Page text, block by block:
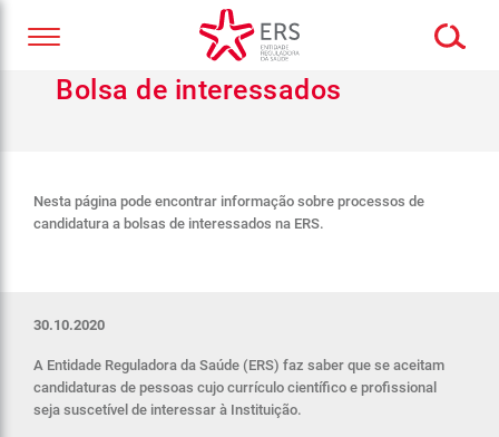
Bolsa de interessados
Nesta página pode encontrar informação sobre processos de
candidatura a bolsas de interessados na ERS.
30.10.2020
A Entidade Reguladora da Saúde (ERS) faz saber que se aceitam
candidaturas de pessoas cujo currículo científico e profissional
seja suscetível de interessar à Instituição.